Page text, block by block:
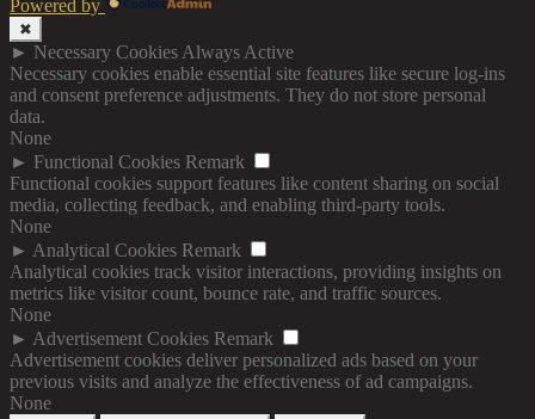
Powered by
✖
► Necessary Cookies Always Active
Necessary cookies enable essential site features like secure log-ins
and consent preference adjustments. They do not store personal
data.
None
► Functional Cookies Remark
Functional cookies support features like content sharing on social
media, collecting feedback, and enabling third-party tools.
None
► Analytical Cookies Remark
Analytical cookies track visitor interactions, providing insights on
metrics like visitor count, bounce rate, and traffic sources.
None
► Advertisement Cookies Remark
Advertisement cookies deliver personalized ads based on your
previous visits and analyze the effectiveness of ad campaigns.
None